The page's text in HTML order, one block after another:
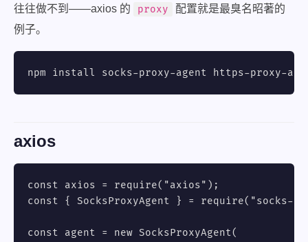
往往做不到——axios 的
proxy
配置就是最臭名昭著的
例子。
npm install socks-proxy-agent https-proxy-
axios
const axios = require("axios");
const { SocksProxyAgent } = require("socks-
const agent = new SocksProxyAgent(